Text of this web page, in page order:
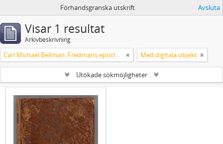
Förhandsgranska utskrift Avsluta
Visar 1 resultat
Arkivbeskrivning
Carl Michael Bellman: Fredmans epistlar [dedicerade till J.D. Duwall] Del 2 Med digitala objekt
Utökade sökmöjligheter